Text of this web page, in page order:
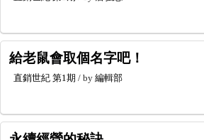
給老鼠會取個名字吧！
直銷世紀 第1期 / by 編輯部